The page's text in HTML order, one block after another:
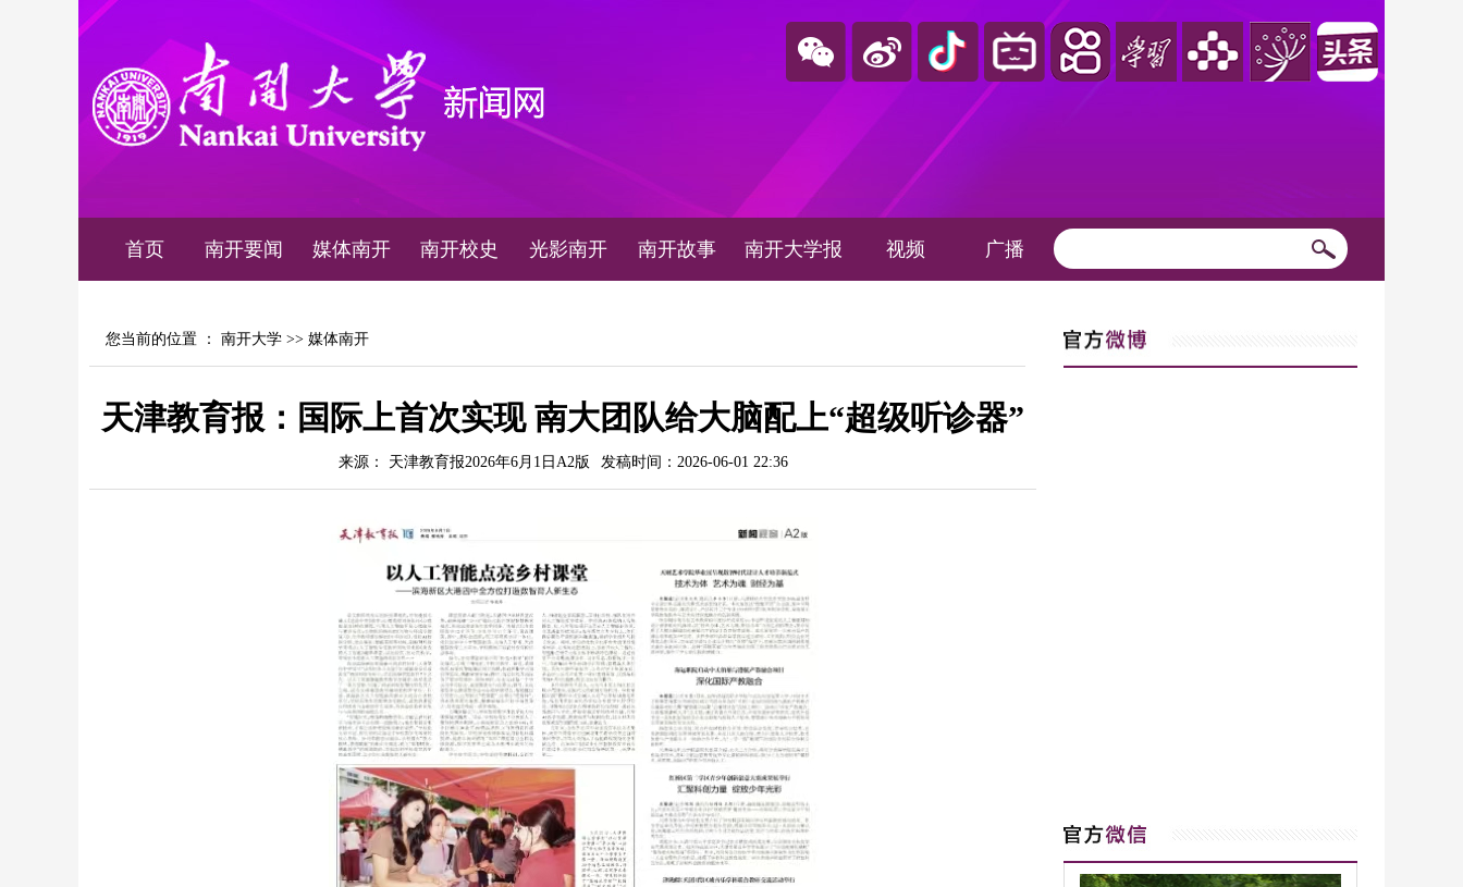
首页 南开要闻 媒体南开 南开校史 光影南开 南开故事 南开大学报 视频 广播
您当前的位置 ： 南开大学 >> 媒体南开
天津教育报：国际上首次实现 南大团队给大脑配上“超级听诊器”
来源： 天津教育报2026年6月1日A2版 发稿时间：2026-06-01 22:36